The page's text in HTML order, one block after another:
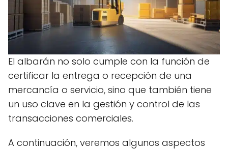
El albarán no solo cumple con la función de
certificar la entrega o recepción de una
mercancía o servicio, sino que también tiene
un uso clave en la gestión y control de las
transacciones comerciales.
A continuación, veremos algunos aspectos